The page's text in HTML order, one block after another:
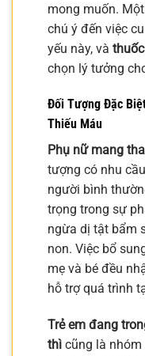
mong muốn.
chú ý đến việc
yếu này, và
chọn lý tưởng
Đối Tượng Đặc
Thiếu Máu
Phụ nữ mang
tượng có nhu
người bình
trọng trong sự
ngừa dị tật bẩm
non. Việc bổ
mẹ và bé đều
hỗ trợ quá trình
Trẻ em đang
thì cũng là